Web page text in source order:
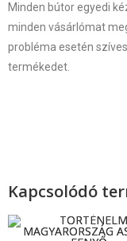
Minden bútor egyedi
minden vásárlómat
probléma esetén
termékedet.
Kapcsolódó